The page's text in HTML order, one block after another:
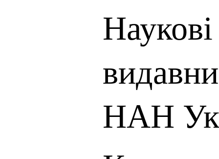
Наукові
НАН